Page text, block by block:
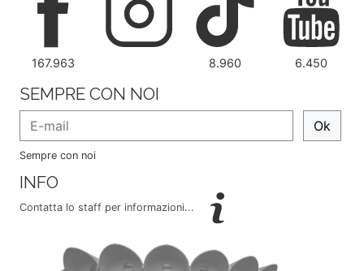
167.963 8.960 6.450
SEMPRE CON NOI
Ok
Sempre con noi
INFO
Contatta lo staff per informazioni...